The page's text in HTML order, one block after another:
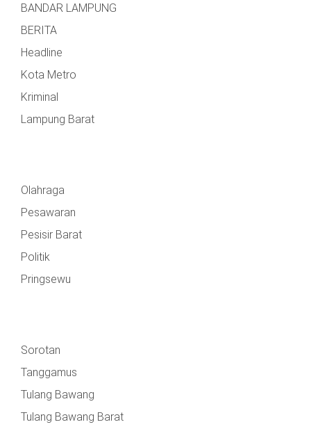
BANDAR LAMPUNG
BERITA
Headline
Kota Metro
Kriminal
Lampung Barat
Olahraga
Pesawaran
Pesisir Barat
Politik
Pringsewu
Sorotan
Tanggamus
Tulang Bawang
Tulang Bawang Barat